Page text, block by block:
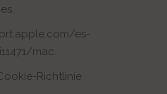
es-
mac.
Richtlinie